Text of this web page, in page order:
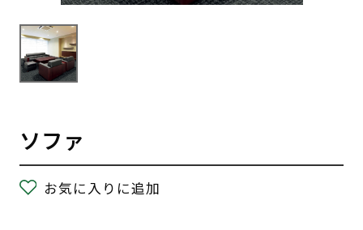
ソファ
お気に入りに追加